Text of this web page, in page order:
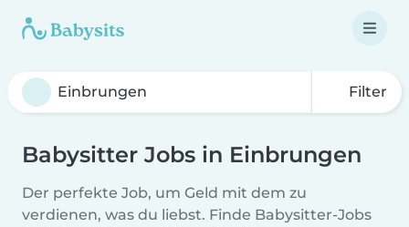
Filter
Babysitter Jobs in Einbrungen
Der perfekte Job, um Geld mit dem zu
verdienen, was du liebst. Finde Babysitter-Jobs